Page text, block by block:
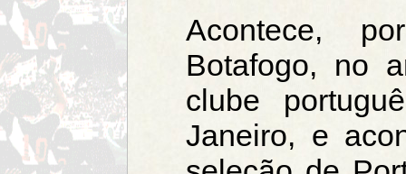
Acontece,
Botafogo, no
clube
Janeiro, e